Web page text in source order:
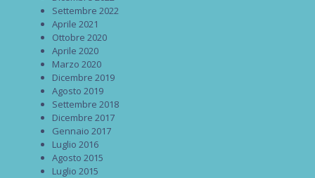
Settembre 2022
Aprile 2021
Ottobre 2020
Aprile 2020
Marzo 2020
Dicembre 2019
Agosto 2019
Settembre 2018
Dicembre 2017
Gennaio 2017
Luglio 2016
Agosto 2015
Luglio 2015